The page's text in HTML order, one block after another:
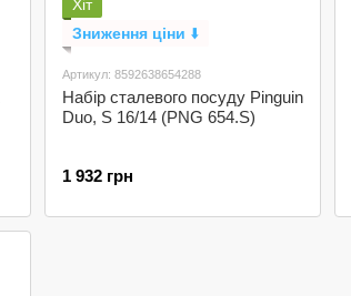
Хіт
Зниження ціни ⬇️
Артикул: 8592638654288
Набір сталевого посуду Pinguin
Duo, S 16/14 (PNG 654.S)
1 932 грн